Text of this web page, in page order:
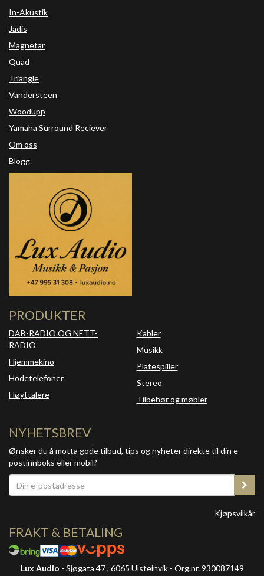
In-Akustik
Jadis
Magnetar
Quad
Triangle
Vandersteen
Woodupp
Yamaha Surround Reciever
Om oss
Blogg
PRODUKTER
DAB-RADIO OG NETT-
RADIO
Hjemmekino
Hodetelefoner
Høyttalere
Kabler
Musikk
Platespiller
Stereo
Tilbehør og møbler
NYHETSBREV
Ønsker du å motta gode tilbud, tips og nyheter direkte til din e-
postinnboks eller mobil?
Kjøpsvilkår
FRAKT & BETALING
Lux Audio - Sjøgata 47 , 6065 Ulsteinvik - Org.nr. 930087149